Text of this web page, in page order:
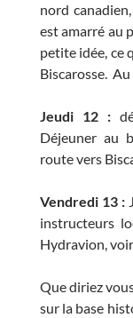
nord
est amarré au
petite idée, ce
Biscarosse.
Jeudi 12 :
Déjeuner au
route vers
Vendredi 13 :
instructeurs
Hydravion,
Que diriez
sur la base